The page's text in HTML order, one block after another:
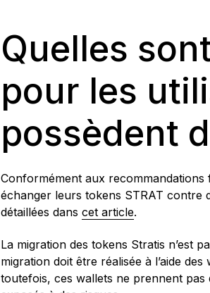
Quelles
pour les
possèdent
Conformément aux
échanger leurs tokens STRAT contre
détaillées dans cet article.
La migration des tokens Stratis n’est
migration doit être réalisée à l’aide
toutefois, ces wallets ne prennent